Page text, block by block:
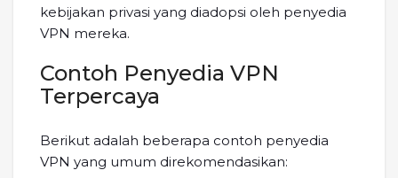
kebijakan privasi yang diadopsi oleh penyedia
VPN mereka.
Contoh Penyedia VPN
Terpercaya
Berikut adalah beberapa contoh penyedia
VPN yang umum direkomendasikan: